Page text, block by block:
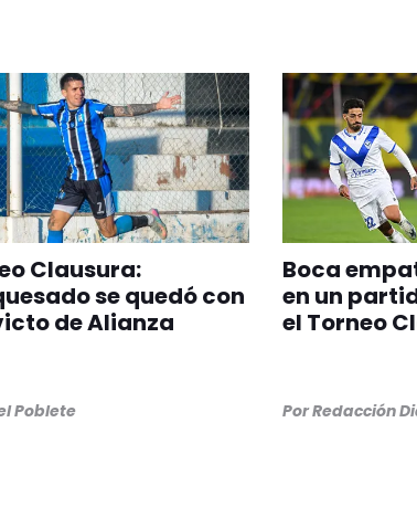
Clausura:
se quedó con
de Alianza
Poblete
Boca
en un
el Torneo
PorRedacción